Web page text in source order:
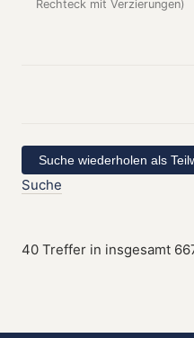
Rechteck mit Verzierungen)
Suche
40 Treffer in insgesamt